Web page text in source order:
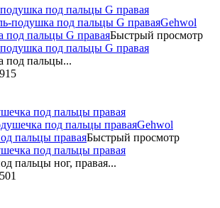
под пальцы G правая
Gehwol
под пальцы G праваяБыстрый просмотр
под пальцы G правая
под пальцы...
под пальцы правая
Gehwol
пальцы праваяБыстрый просмотр
под пальцы правая
пальцы ног, правая...